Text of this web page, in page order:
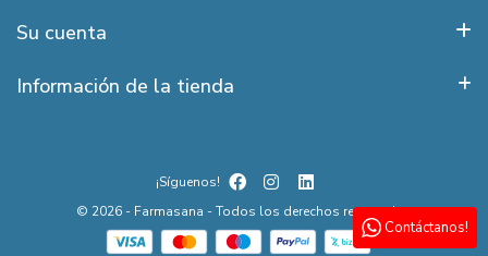
Su cuenta
Información de la tienda
© 2026 - Farmasana - Todos los derechos reservados
¡Síguenos!
Contáctanos!